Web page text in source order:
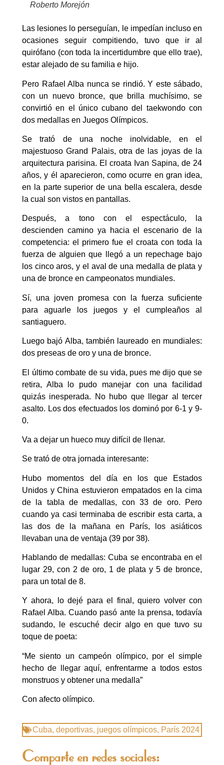
Roberto Morejón
Las lesiones lo perseguían, le impedían incluso en
ocasiones seguir compitiendo, tuvo que ir al
quirófano (con toda la incertidumbre que ello trae),
estar alejado de su familia e hijo.
Pero Rafael Alba nunca se rindió. Y este sábado,
con un nuevo bronce, que brilla muchísimo, se
convirtió en el único cubano del taekwondo con
dos medallas en Juegos Olímpicos.
Se trató de una noche inolvidable, en el
majestuoso Grand Palais, otra de las joyas de la
arquitectura parisina. El croata Ivan Sapina, de 24
años, y él aparecieron, como ocurre en gran idea,
en la parte superior de una bella escalera, desde
la cual son vistos en pantallas.
Después, a tono con el espectáculo, la
descienden camino ya hacia el escenario de la
competencia: el primero fue el croata con toda la
fuerza de alguien que llegó a un repechage bajo
los cinco aros, y el aval de una medalla de plata y
una de bronce en campeonatos mundiales.
Sí, una joven promesa con la fuerza suficiente
para aguarle los juegos y el cumpleaños al
santiaguero.
Luego bajó Alba, también laureado en mundiales:
dos preseas de oro y una de bronce.
El último combate de su vida, pues me dijo que se
retira, Alba lo pudo manejar con una facilidad
quizás inesperada. No hubo que llegar al tercer
asalto. Los dos efectuados los dominó por 6-1 y 9-
0.
Va a dejar un hueco muy difícil de llenar.
Se trató de otra jornada interesante:
Hubo momentos del día en los que Estados
Unidos y China estuvieron empatados en la cima
de la tabla de medallas, con 33 de oro. Pero
cuando ya casi terminaba de escribir esta carta, a
las dos de la mañana en París, los asiáticos
llevaban una de ventaja (39 por 38).
Hablando de medallas: Cuba se encontraba en el
lugar 29, con 2 de oro, 1 de plata y 5 de bronce,
para un total de 8.
Y ahora, lo dejé para el final, quiero volver con
Rafael Alba. Cuando pasó ante la prensa, todavía
sudando, le escuché decir algo en que tuvo su
toque de poeta:
“Me siento un campeón olímpico, por el simple
hecho de llegar aquí, enfrentarme a todos estos
monstruos y obtener una medalla”
Con afecto olímpico.
Cuba, deportivas, juegos olímpicos, París 2024
Comparte en redes sociales: